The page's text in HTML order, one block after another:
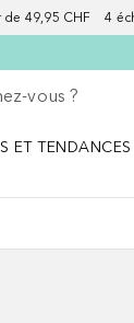
de 49,95 CHF 4
ET TENDANCES